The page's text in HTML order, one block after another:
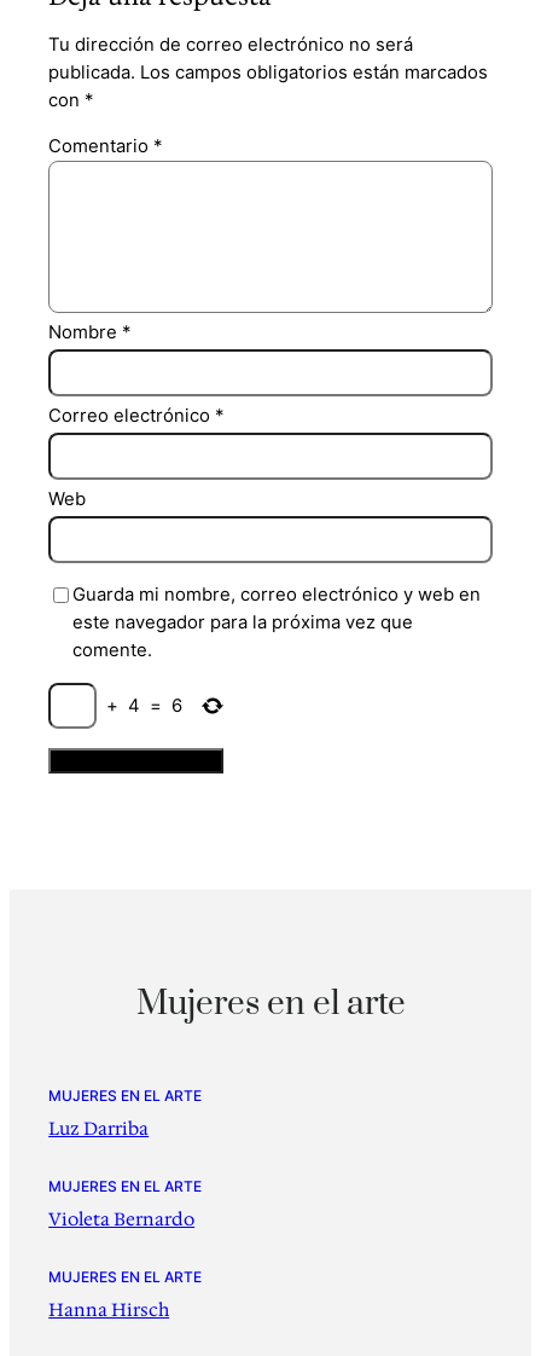
Tu dirección de correo electrónico no será
publicada. Los campos obligatorios están marcados
con *
Comentario *
Nombre *
Correo electrónico *
Web
Guarda mi nombre, correo electrónico y web en
este navegador para la próxima vez que
comente.
+ 4 = 6
Mujeres en el arte
MUJERES EN EL ARTE
Luz Darriba
MUJERES EN EL ARTE
Violeta Bernardo
MUJERES EN EL ARTE
Hanna Hirsch